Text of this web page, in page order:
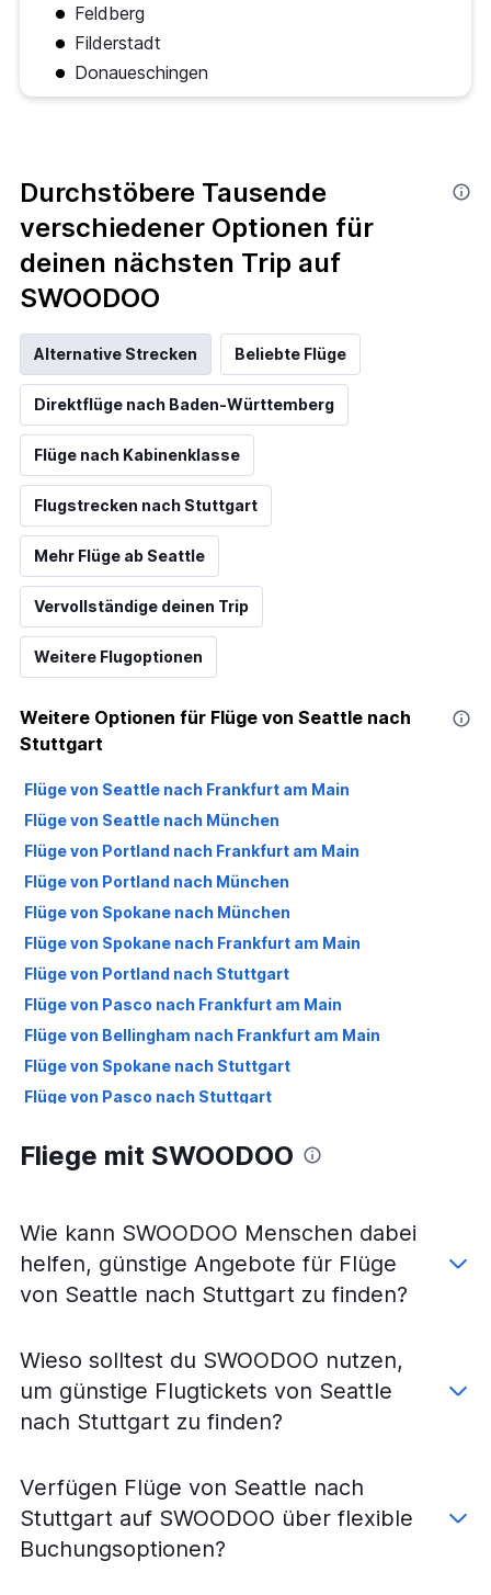
Feldberg
Filderstadt
Donaueschingen
Durchstöbere Tausende
verschiedener Optionen für
deinen nächsten Trip auf
SWOODOO
Alternative Strecken Beliebte Flüge
Direktflüge nach Baden-Württemberg
Flüge nach Kabinenklasse
Flugstrecken nach Stuttgart
Mehr Flüge ab Seattle
Vervollständige deinen Trip
Weitere Flugoptionen
Weitere Optionen für Flüge von Seattle nach
Stuttgart
Flüge von Seattle nach Frankfurt am Main
Flüge von Seattle nach München
Flüge von Portland nach Frankfurt am Main
Flüge von Portland nach München
Flüge von Spokane nach München
Flüge von Spokane nach Frankfurt am Main
Flüge von Portland nach Stuttgart
Flüge von Pasco nach Frankfurt am Main
Flüge von Bellingham nach Frankfurt am Main
Flüge von Spokane nach Stuttgart
Flüge von Pasco nach Stuttgart
Flüge von Seattle nach Friedrichshafen
Fliege mit SWOODOO
Wie kann SWOODOO Menschen dabei
helfen, günstige Angebote für Flüge
von Seattle nach Stuttgart zu finden?
Wieso solltest du SWOODOO nutzen,
um günstige Flugtickets von Seattle
nach Stuttgart zu finden?
Verfügen Flüge von Seattle nach
Stuttgart auf SWOODOO über flexible
Buchungsoptionen?